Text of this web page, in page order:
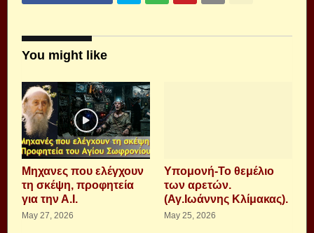
You might like
Μηχανες που ελέγχουν
τη σκέψη, προφητεία
για την Α.Ι.
May 27, 2026
Υπομονή-Το θεμέλιο
των αρετών.
(Αγ.Ιωάννης Κλίμακας).
May 25, 2026